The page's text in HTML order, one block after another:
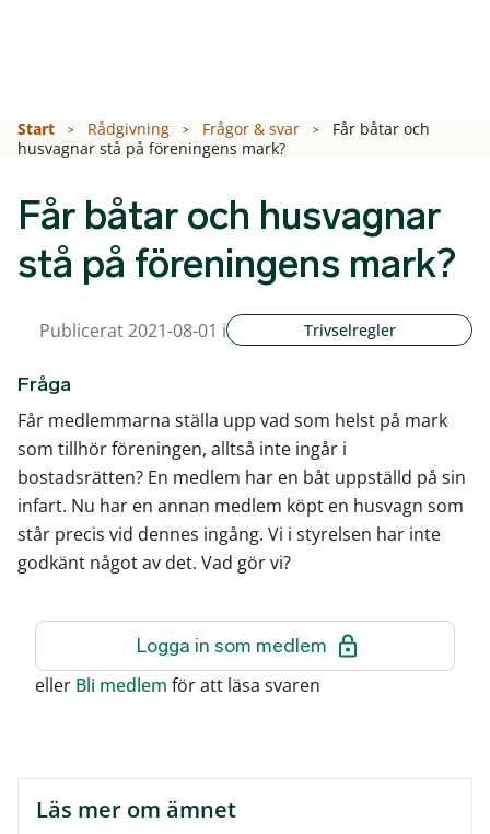
Start Rådgivning Frågor & svar
Får båtar och
husvagnar stå på föreningens mark?
Får båtar och husvagnar
stå på föreningens mark?
Läs mer om ämnet
Publicerat 2021-08-01 i Trivselregler
Fråga
Får medlemmarna ställa upp vad som helst på mark
som tillhör föreningen, alltså inte ingår i
bostadsrätten? En medlem har en båt uppställd på sin
infart. Nu har en annan medlem köpt en husvagn som
står precis vid dennes ingång. Vi i styrelsen har inte
godkänt något av det. Vad gör vi?
Logga in som medlem
eller Bli medlem för att läsa svaren